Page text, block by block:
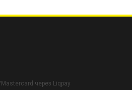
безпечність
Широкий вибір
Оберіть свій